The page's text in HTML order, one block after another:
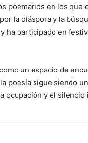
poemarios en los que
la diáspora y la
ha participado en
un espacio de
poesía sigue siendo
ocupación y el silencio